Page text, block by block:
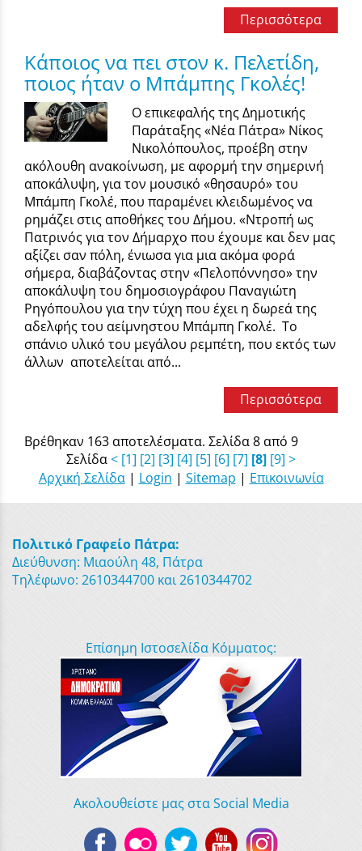
Περισσότερα
Κάποιος να πει στον κ. Πελετίδη,
ποιος ήταν ο Μπάμπης Γκολές!
Ο επικεφαλής της Δημοτικής
Παράταξης «Νέα Πάτρα» Νίκος
Νικολόπουλος, προέβη στην
ακόλουθη ανακοίνωση, με αφορμή την σημερινή
αποκάλυψη, για τον μουσικό «θησαυρό» του
Μπάμπη Γκολέ, που παραμένει κλειδωμένος να
ρημάζει στις αποθήκες του Δήμου. «Ντροπή ως
Πατρινός για τον Δήμαρχο που έχουμε και δεν μας
αξίζει σαν πόλη, ένιωσα για μια ακόμα φορά
σήμερα, διαβάζοντας στην «Πελοπόννησο» την
αποκάλυψη του δημοσιογράφου Παναγιώτη
Ρηγόπουλου για την τύχη που έχει η δωρεά της
αδελφής του αείμνηστου Μπάμπη Γκολέ. Το
σπάνιο υλικό του μεγάλου ρεμπέτη, που εκτός των
άλλων αποτελείται από...
Περισσότερα
Βρέθηκαν 163 αποτελέσματα. Σελίδα 8 από 9
Σελίδα< [1] [2] [3] [4] [5] [6] [7] [8] [9] >
Αρχική Σελίδα| Login | Sitemap | Επικοινωνία
Πολιτικό Γραφείο Πάτρα:
Διεύθυνση: Μιαούλη 48, Πάτρα
Τηλέφωνο: 2610344700 και 2610344702
Επίσημη Ιστοσελίδα Κόμματος:
Ακολουθείστε μας στα Social Media